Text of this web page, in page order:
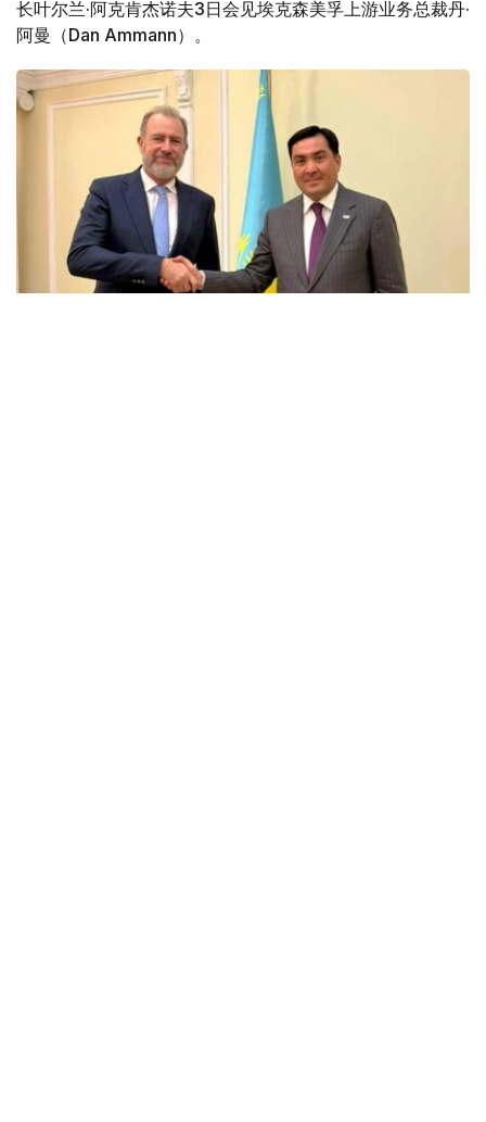
长叶尔兰·阿克肯杰诺夫3日会见埃克森美孚上游业务总裁丹·
阿曼（Dan Ammann）。